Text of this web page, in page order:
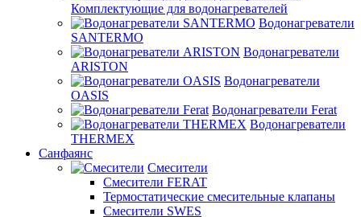
Комплектующие для водонагревателей
Водонагреватели
SANTERMO
Водонагреватели
ARISTON
Водонагреватели
OASIS
Водонагреватели Ferat
Водонагреватели
THERMEX
Санфаянс
Смесители
Смесители FERAT
Термостатические смесительные клапаны
Смесители SWES